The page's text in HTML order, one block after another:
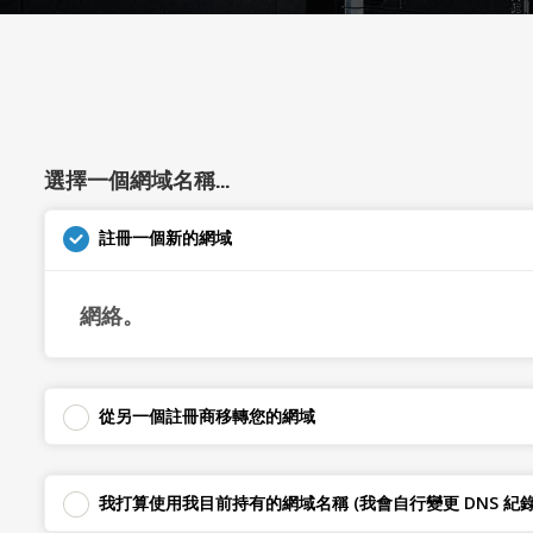
選擇一個網域名稱...
註冊一個新的網域
網絡。
從另一個註冊商移轉您的網域
我打算使用我目前持有的網域名稱 (我會自行變更 DNS 紀